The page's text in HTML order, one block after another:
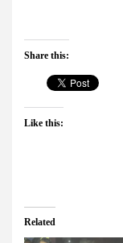
Share this:
Like this:
Related